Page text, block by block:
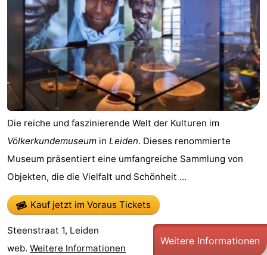
Die reiche und faszinierende Welt der Kulturen im
Völkerkundemuseum in Leiden. Dieses renommierte
Museum präsentiert eine umfangreiche Sammlung von
Objekten, die die Vielfalt und Schönheit ...
Kauf jetzt im Voraus Tickets
Steenstraat 1, Leiden
web. Weitere Informationen
Weitere Informationen